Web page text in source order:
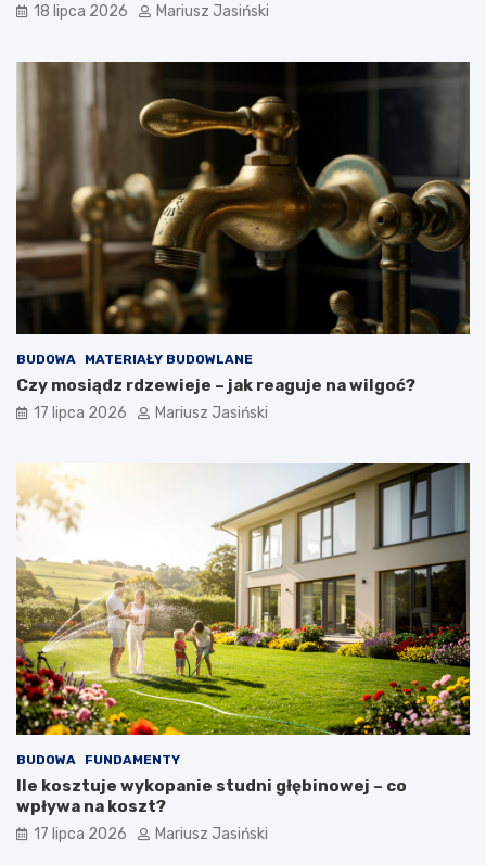
18 lipca 2026 Mariusz Jasiński
BUDOWA MATERIAŁY BUDOWLANE
Czy mosiądz rdzewieje – jak reaguje na wilgoć?
17 lipca 2026 Mariusz Jasiński
BUDOWA FUNDAMENTY
Ile kosztuje wykopanie studni głębinowej – co
wpływa na koszt?
17 lipca 2026 Mariusz Jasiński